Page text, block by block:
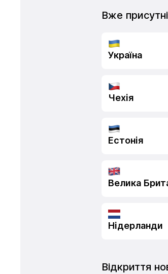
Вже присутні
Україна
Чехія
Естонія
Велика
Нідерланди
Відкриття